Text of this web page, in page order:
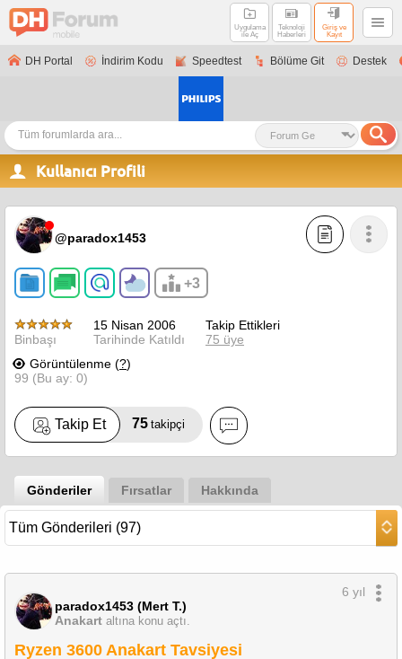
Uygulama
ile Aç
Teknoloji
Haberleri
Giriş ve
Kayıt
DH Portal İndirim Kodu Speedtest Bölüme Git Destek
Kullanıcı Profili
@paradox1453
+3
Binbaşı
15 Nisan 2006
Tarihinde Katıldı
Takip Ettikleri
75 üye
Görüntülenme (?)
99 (Bu ay: 0)
Takip Et 75 takipçi
Gönderiler Fırsatlar Hakkında
paradox1453 (Mert T.)
Anakart altına konu açtı.
6 yıl
Ryzen 3600 Anakart Tavsiyesi